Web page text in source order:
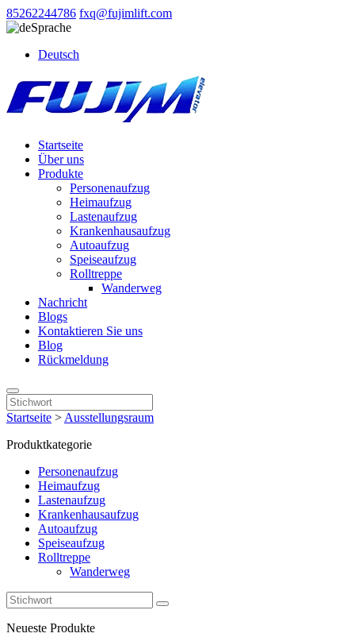
85262244786 fxq@fujimlift.com
Sprache
Deutsch
Startseite
Über uns
Produkte
Personenaufzug
Heimaufzug
Lastenaufzug
Krankenhausaufzug
Autoaufzug
Speiseaufzug
Rolltreppe
Wanderweg
Nachricht
Blogs
Kontaktieren Sie uns
Blog
Rückmeldung
Startseite > Ausstellungsraum
Produktkategorie
Personenaufzug
Heimaufzug
Lastenaufzug
Krankenhausaufzug
Autoaufzug
Speiseaufzug
Rolltreppe
Wanderweg
Neueste Produkte